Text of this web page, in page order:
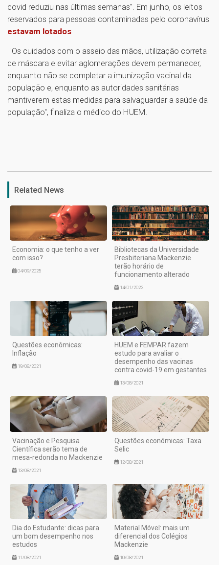
covid reduziu nas últimas semanas". Em junho, os leitos
reservados para pessoas contaminadas pelo coronavírus
estavam lotados
"Os cuidados com o asseio das mãos, utilização correta
de máscara e evitar aglomerações devem permanecer,
enquanto não se completar a imunização vacinal da
população e, enquanto as autoridades sanitárias
mantiverem estas medidas para salvaguardar a saúde da
população", finaliza o médico do HUEM.
Related News
Economia: o que tenho a ver
com isso?
04/09/2025
Bibliotecas da Universidade
Presbiteriana Mackenzie
terão horário de
funcionamento alterado
14/01/2022
Questões econômicas:
Inflação
19/08/2021
HUEM e FEMPAR fazem
estudo para avaliar o
desempenho das vacinas
contra covid-19 em gestantes
13/08/2021
Vacinação e Pesquisa
Científica serão tema de
mesa-redonda no Mackenzie
13/08/2021
Questões econômicas: Taxa
Selic
12/08/2021
Dia do Estudante: dicas para
um bom desempenho nos
estudos
11/08/2021
Material Móvel: mais um
diferencial dos Colégios
Mackenzie
10/08/2021